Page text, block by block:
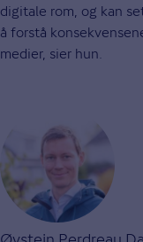
digitale rom, og kan
å forstå
medier, sier hun.